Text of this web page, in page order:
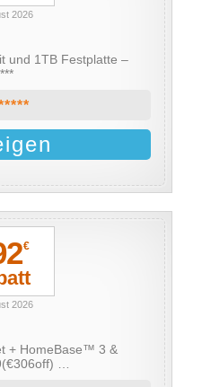
2026
und 1TB Festplatte –
€
2026
+ HomeBase™ 3 &
…